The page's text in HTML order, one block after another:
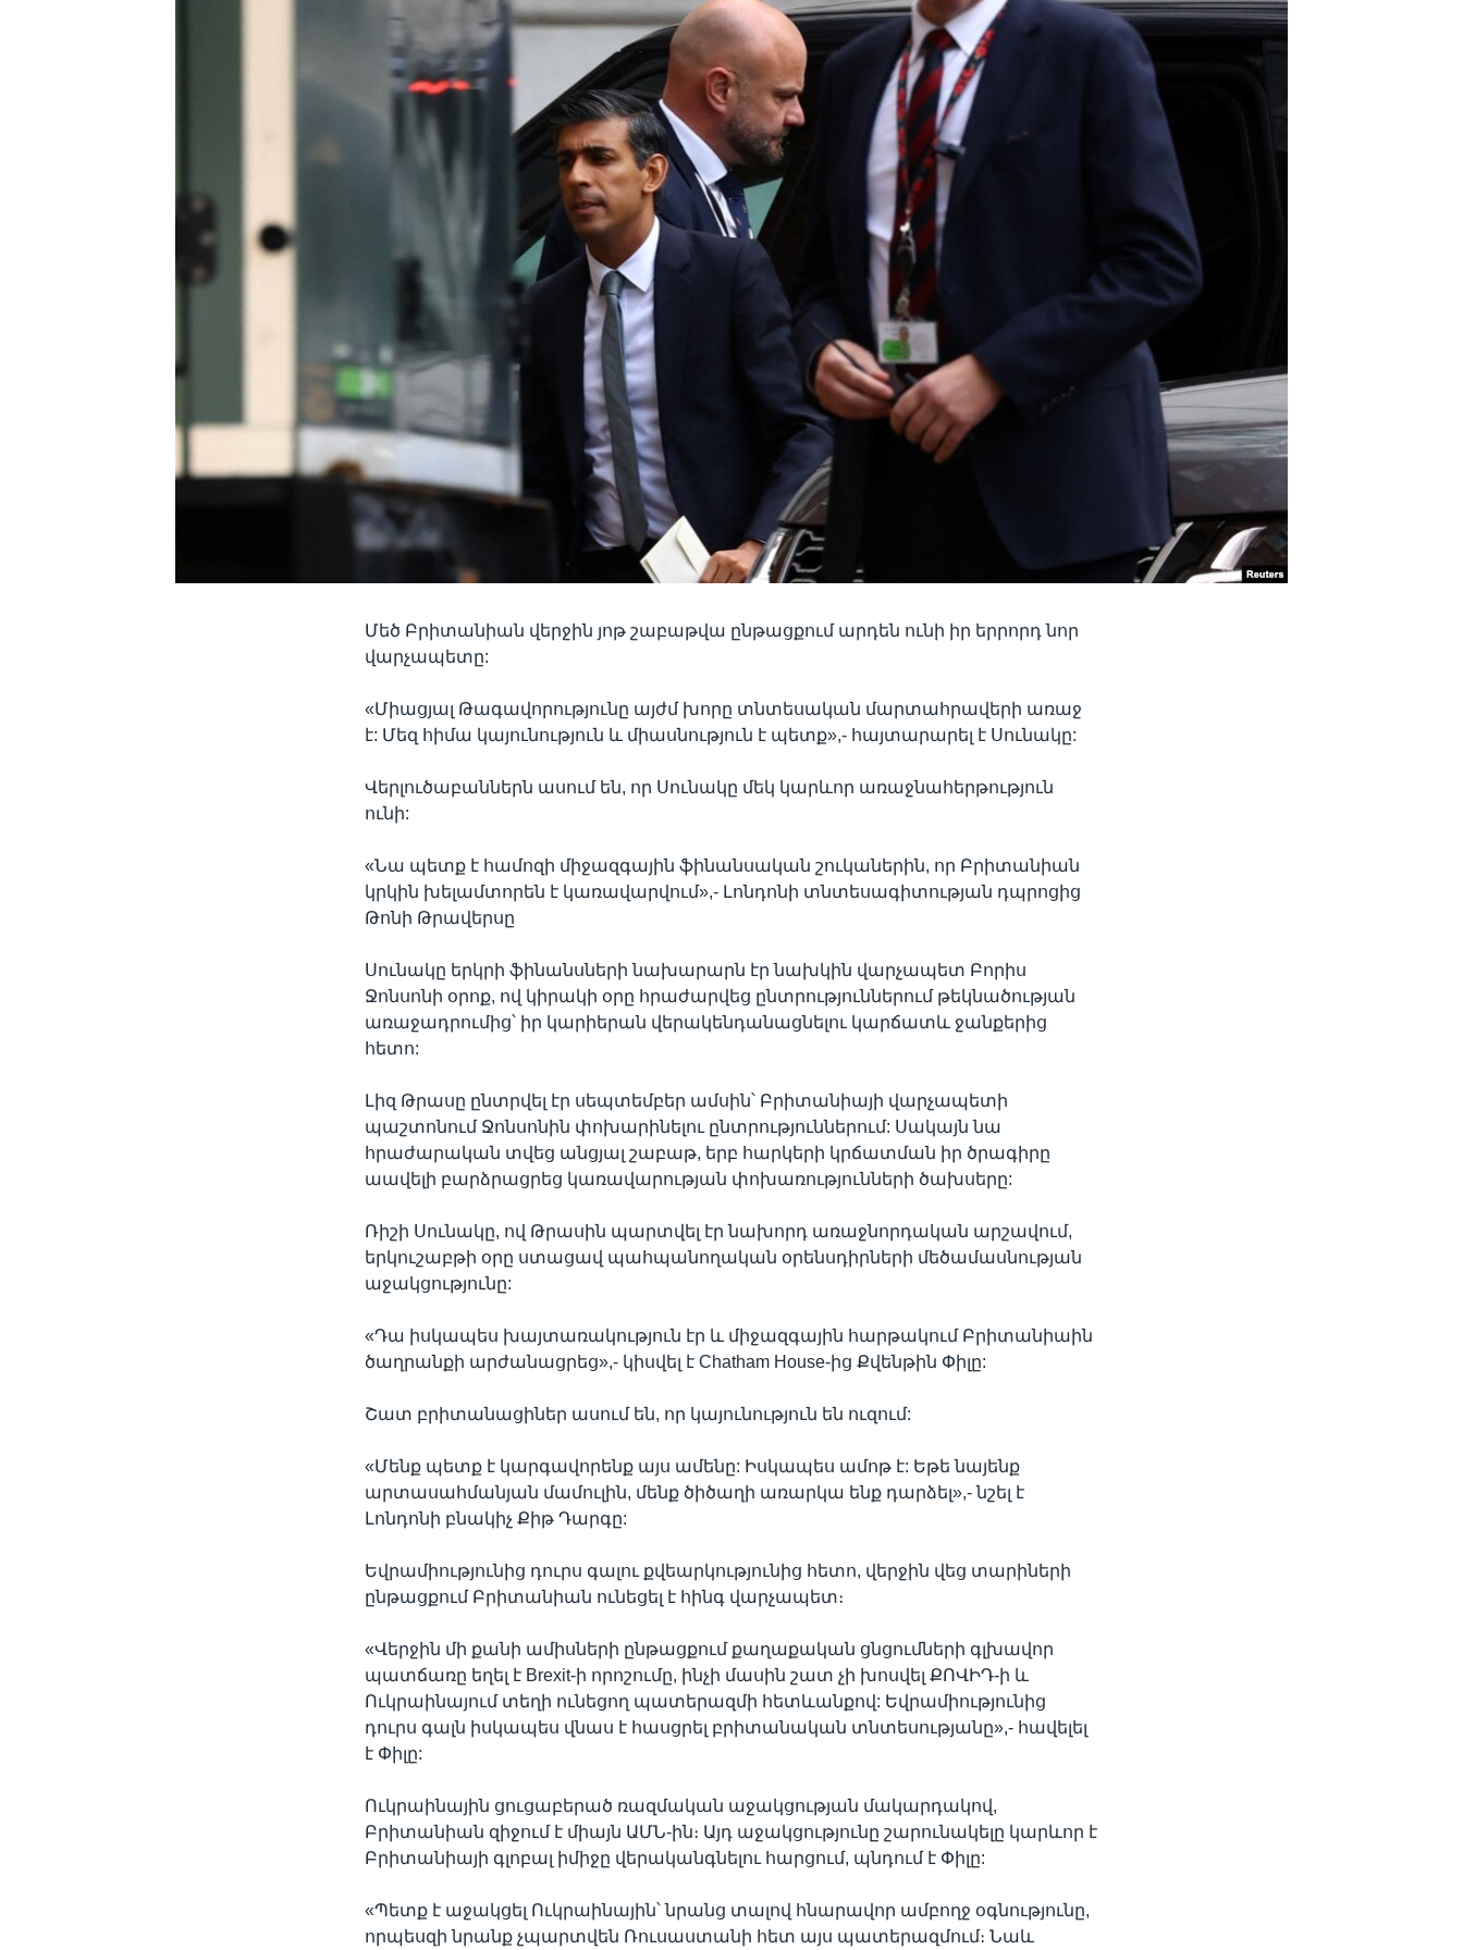
Մեծ Բրիտանիան վերջին յոթ շաբաթվա ընթացքում արդեն ունի իր երրորդ նոր
վարչապետը:
«Միացյալ Թագավորությունը այժմ խորը տնտեսական մարտահրավերի առաջ
է: Մեզ հիմա կայունություն և միասնություն է պետք»,- հայտարարել է Սունակը:
Վերլուծաբաններն ասում են, որ Սունակը մեկ կարևոր առաջնահերթություն
ունի:
«Նա պետք է համոզի միջազգային ֆինանսական շուկաներին, որ Բրիտանիան
կրկին խելամտորեն է կառավարվում»,- Լոնդոնի տնտեսագիտության դպրոցից
Թոնի Թրավերսը
Սունակը երկրի ֆինանսների նախարարն էր նախկին վարչապետ Բորիս
Ջոնսոնի օրոք, ով կիրակի օրը հրաժարվեց ընտրություններում թեկնածության
առաջադրումից՝ իր կարիերան վերակենդանացնելու կարճատև ջանքերից
հետո:
Լիզ Թրասը ընտրվել էր սեպտեմբեր ամսին՝ Բրիտանիայի վարչապետի
պաշտոնում Ջոնսոնին փոխարինելու ընտրություններում: Սակայն նա
հրաժարական տվեց անցյալ շաբաթ, երբ հարկերի կրճատման իր ծրագիրը
աավելի բարձրացրեց կառավարության փոխառությունների ծախսերը:
Ռիշի Սունակը, ով Թրասին պարտվել էր նախորդ առաջնորդական արշավում,
երկուշաբթի օրը ստացավ պահպանողական օրենսդիրների մեծամասնության
աջակցությունը:
«Դա իսկապես խայտառակություն էր և միջազգային հարթակում Բրիտանիաին
ծաղրանքի արժանացրեց»,- կիսվել է Chatham House-ից Քվենթին Փիլը:
Շատ բրիտանացիներ ասում են, որ կայունություն են ուզում:
«Մենք պետք է կարգավորենք այս ամենը: Իսկապես ամոթ է: Եթե նայենք
արտասահմանյան մամուլին, մենք ծիծաղի առարկա ենք դարձել»,- նշել է
Լոնդոնի բնակիչ Քիթ Դարգը:
Եվրամիությունից դուրս գալու քվեարկությունից հետո, վերջին վեց տարիների
ընթացքում Բրիտանիան ունեցել է հինգ վարչապետ։
«Վերջին մի քանի ամիսների ընթացքում քաղաքական ցնցումների գլխավոր
պատճառը եղել է Brexit-ի որոշումը, ինչի մասին շատ չի խոսվել ՔՈՎԻԴ-ի և
Ուկրաինայում տեղի ունեցող պատերազմի հետևանքով: Եվրամիությունից
դուրս գալն իսկապես վնաս է հասցրել բրիտանական տնտեսությանը»,- հավելել
է Փիլը:
Ուկրաինային ցուցաբերած ռազմական աջակցության մակարդակով,
Բրիտանիան զիջում է միայն ԱՄՆ-ին։ Այդ աջակցությունը շարունակելը կարևոր է
Բրիտանիայի գլոբալ իմիջը վերականգնելու հարցում, պնդում է Փիլը:
«Պետք է աջակցել Ուկրաինային՝ նրանց տալով հնարավոր ամբողջ օգնությունը,
որպեսզի նրանք չպարտվեն Ռուսաստանի հետ այս պատերազմում։ Նաև